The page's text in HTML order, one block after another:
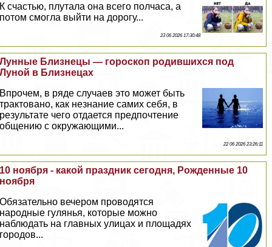
К счастью, плутала она всего полчаса, а
потом смогла выйти на дорогу...
23 06 2026 17:30:48
Лунные Близнецы — гороскоп родившихся под
Луной в Близнецах
Впрочем, в ряде случаев это может быть
тpaктовано, как незнание самих себя, в
результате чего отдается предпочтение
общению с окружающими...
22 06 2026 23:26:11
10 ноября - какой праздник сегодня, Рожденные 10
ноября
Обязательно вечером проводятся
народные гулянья, которые можно
наблюдать на главных улицах и площадях
городов...